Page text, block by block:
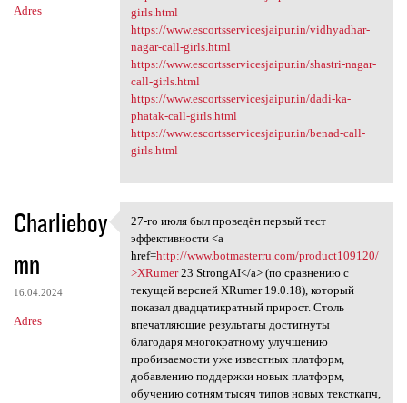
Adres
girls.html
https://www.escortsservicesjaipur.in/vidhyadhar-
nagar-call-girls.html
https://www.escortsservicesjaipur.in/shastri-nagar-
call-girls.html
https://www.escortsservicesjaipur.in/dadi-ka-
phatak-call-girls.html
https://www.escortsservicesjaipur.in/benad-call-
girls.html
Charlieboy
mn
16.04.2024
Adres
27-го июля был проведён
27-го июля был проведён первый тест
эффективности <a
href=http://www.botmasterru.com/product109120/
>XRumer23 StrongAI</a> (по сравнению с
текущей версией XRumer 19.0.18), который
показал двадцатикратный прирост. Столь
впечатляющие результаты достигнуты
благодаря многократному улучшению
пробиваемости уже известных платформ,
добавлению поддержки новых платформ,
обучению сотням тысяч типов новых тексткапч,